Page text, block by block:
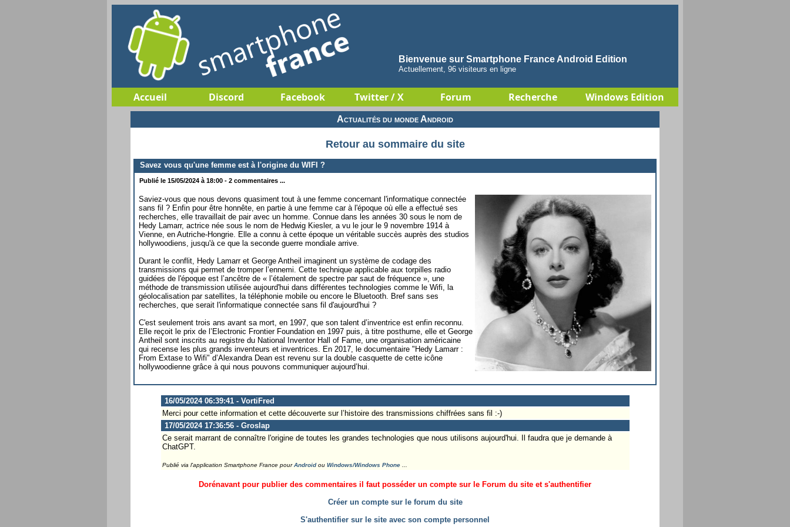
Bienvenue sur Smartphone France Android Edition
Actuellement, 96 visiteurs en ligne
Accueil Discord Facebook Twitter / X Forum Recherche Windows Edition
Actualités du monde Android
Retour au sommaire du site
Savez vous qu'une femme est à l'origine du WIFI ?
Publié le 15/05/2024 à 18:00 - 2 commentaires ...
Saviez-vous que nous devons quasiment tout à une femme concernant l'informatique connectée
sans fil ? Enfin pour être honnête, en partie à une femme car à l'époque où elle a effectué ses
recherches, elle travaillait de pair avec un homme. Connue dans les années 30 sous le nom de
Hedy Lamarr, actrice née sous le nom de Hedwig Kiesler, a vu le jour le 9 novembre 1914 à
Vienne, en Autriche-Hongrie. Elle a connu à cette époque un véritable succès auprès des studios
hollywoodiens, jusqu'à ce que la seconde guerre mondiale arrive.
Durant le conflit, Hedy Lamarr et George Antheil imaginent un système de codage des
transmissions qui permet de tromper l’ennemi. Cette technique applicable aux torpilles radio
guidées de l'époque est l’ancêtre de « l’étalement de spectre par saut de fréquence », une
méthode de transmission utilisée aujourd'hui dans différentes technologies comme le Wifi, la
géolocalisation par satellites, la téléphonie mobile ou encore le Bluetooth. Bref sans ses
recherches, que serait l'informatique connectée sans fil d'aujourd'hui ?
C'est seulement trois ans avant sa mort, en 1997, que son talent d’inventrice est enfin reconnu.
Elle reçoit le prix de l’Electronic Frontier Foundation en 1997 puis, à titre posthume, elle et George
Antheil sont inscrits au registre du National Inventor Hall of Fame, une organisation américaine
qui recense les plus grands inventeurs et inventrices. En 2017, le documentaire "Hedy Lamarr :
From Extase to Wifi" d’Alexandra Dean est revenu sur la double casquette de cette icône
hollywoodienne grâce à qui nous pouvons communiquer aujourd’hui.
16/05/2024 06:39:41 - VortiFred
Merci pour cette information et cette découverte sur l’histoire des transmissions chiffrées sans fil :-)
17/05/2024 17:36:56 - Groslap
Ce serait marrant de connaître l'origine de toutes les grandes technologies que nous utilisons aujourd'hui. Il faudra que je demande à
ChatGPT.
Publié via l'application Smartphone France pourAndroidou Windows/Windows Phone...
Dorénavant pour publier des commentaires il faut posséder un compte sur le Forum du site et s'authentifier
Créer un compte sur le forum du site
S'authentifier sur le site avec son compte personnel